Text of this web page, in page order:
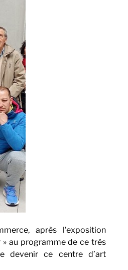
après l’exposition
» au programme de ce très
devenir ce centre d’art